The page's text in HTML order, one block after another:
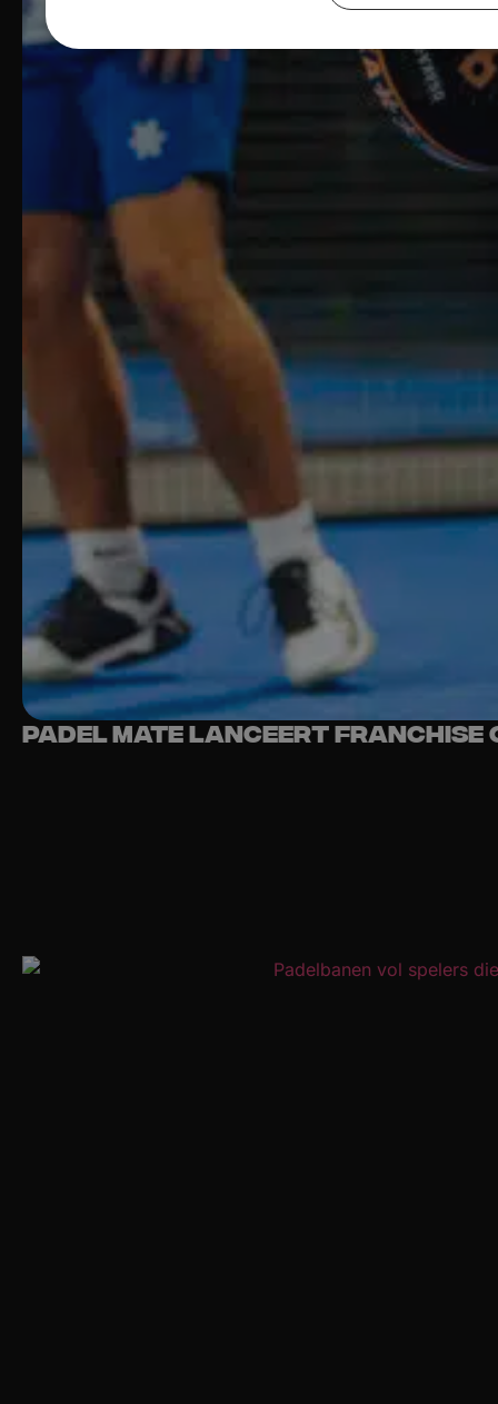
Padel Mate lanceert franchise